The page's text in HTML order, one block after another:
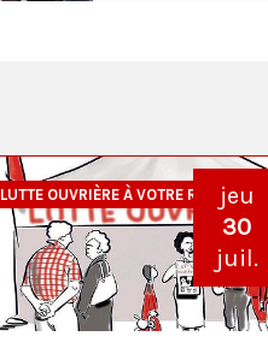
LUTTE OUVRIÈRE À VOTRE RENCONTRE
jeu
30
juil.